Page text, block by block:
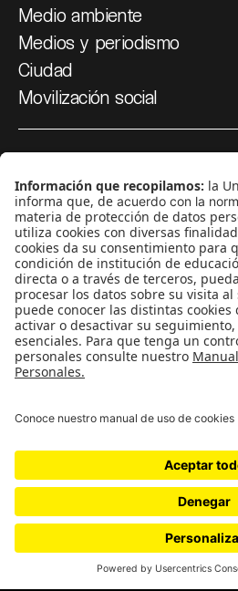
Medio ambiente
Medios y periodismo
Ciudad
Movilización social
¿Quiénes somos?
Podcasts
Ediciones especiales
Proyectos 070
SÍGUENOS
CONTÁCTANOS
cerosetenta@uniandes.edu.co
BOGOTÁ, COLOMBIA